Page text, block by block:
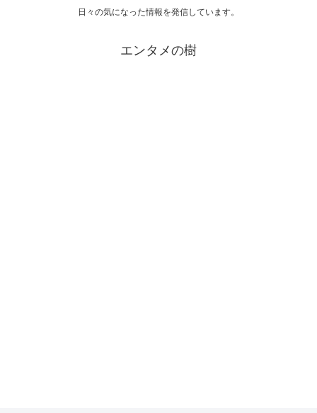
日々の気になった情報を発信しています。
エンタメの樹